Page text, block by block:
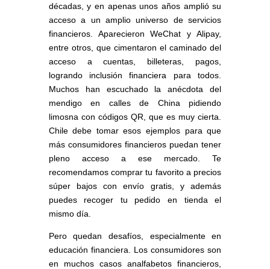
décadas, y en apenas unos años amplió su
acceso a un amplio universo de servicios
financieros. Aparecieron WeChat y Alipay,
entre otros, que cimentaron el caminado del
acceso a cuentas, billeteras, pagos,
logrando inclusión financiera para todos.
Muchos han escuchado la anécdota del
mendigo en calles de China pidiendo
limosna con códigos QR, que es muy cierta.
Chile debe tomar esos ejemplos para que
más consumidores financieros puedan tener
pleno acceso a ese mercado. Te
recomendamos comprar tu favorito a precios
súper bajos con envío gratis, y además
puedes recoger tu pedido en tienda el
mismo día.
Pero quedan desafíos, especialmente en
educación financiera. Los consumidores son
en muchos casos analfabetos financieros,